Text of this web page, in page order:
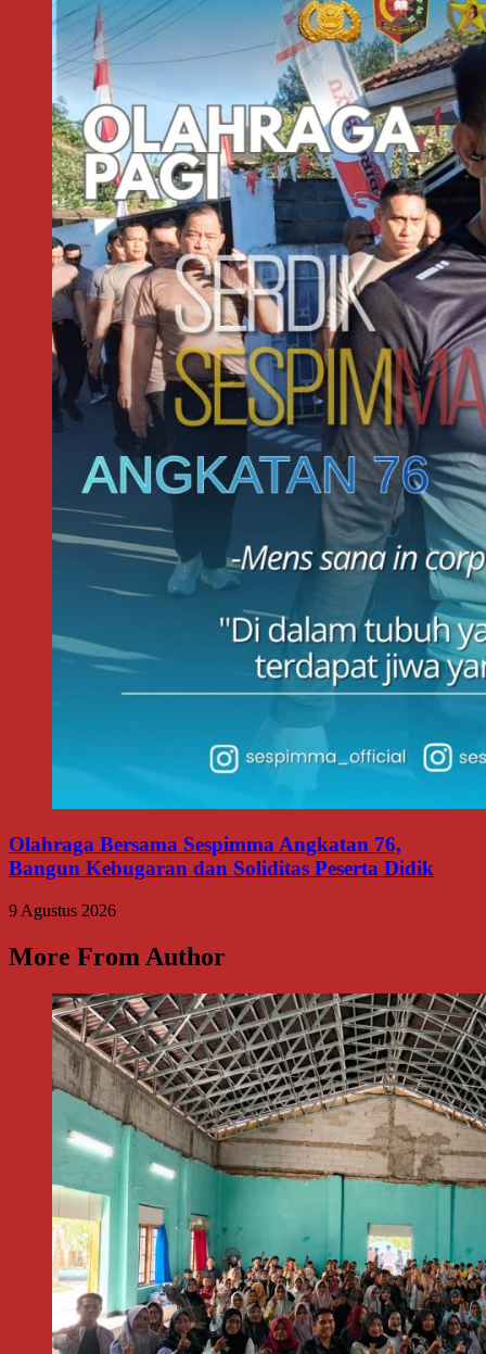
Olahraga Bersama Sespimma Angkatan 76,
Bangun Kebugaran dan Soliditas Peserta Didik
9 Agustus 2026
More From Author